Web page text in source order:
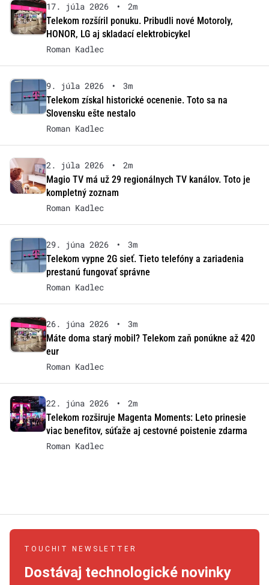
17. júla 2026 •
2m
Telekom rozšíril ponuku. Pribudli nové Motoroly,
HONOR, LG aj skladací elektrobicykel
Roman Kadlec
9. júla 2026 •
3m
Telekom získal historické ocenenie. Toto sa na
Slovensku ešte nestalo
Roman Kadlec
2. júla 2026 •
2m
Magio TV má už 29 regionálnych TV kanálov. Toto je
kompletný zoznam
Roman Kadlec
29. júna 2026 •
3m
Telekom vypne 2G sieť. Tieto telefóny a zariadenia
prestanú fungovať správne
Roman Kadlec
26. júna 2026 •
3m
Máte doma starý mobil? Telekom zaň ponúkne až 420
eur
Roman Kadlec
22. júna 2026 •
2m
Telekom rozširuje Magenta Moments: Leto prinesie
viac benefitov, súťaže aj cestovné poistenie zdarma
Roman Kadlec
TOUCHIT NEWSLETTER
Dostávaj technologické novinky